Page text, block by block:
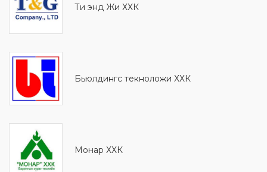
Ти энд Жи ХХК
Бьюлдингс текноложи ХХК
Монaр ХХК